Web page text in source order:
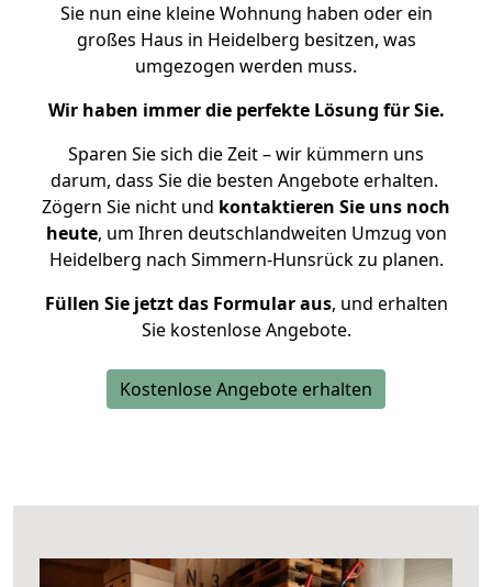
Sie nun eine kleine Wohnung haben oder ein
großes Haus in Heidelberg besitzen, was
umgezogen werden muss.
Wir haben immer die perfekte Lösung für Sie.
Sparen Sie sich die Zeit – wir kümmern uns
darum, dass Sie die besten Angebote erhalten.
Zögern Sie nicht und kontaktieren Sie uns noch
heute, um Ihren deutschlandweiten Umzug von
Heidelberg nach Simmern-Hunsrück zu planen.
Füllen Sie jetzt das Formular aus, und erhalten
Sie kostenlose Angebote.
Kostenlose Angebote erhalten